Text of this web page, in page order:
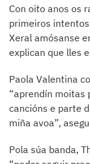
Con oito anos os
primeiros
Xeral amósanse
explican que lles
Paola Valentina
“aprendín moitas
cancións e parte
miña avoa”,
Pola súa banda,